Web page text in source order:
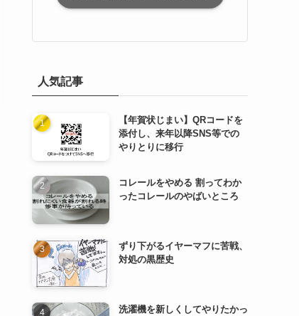
人気記事
【年賀状じまい】QRコードを
添付し、来年以降SNS等での
やりとりに移行
コレールをやめる 割ってわか
ったコレールのやばいところ
ずり下がるイヤーマフに苦戦、
対処の黒歴史
洗濯機を新しくしてやりたかっ